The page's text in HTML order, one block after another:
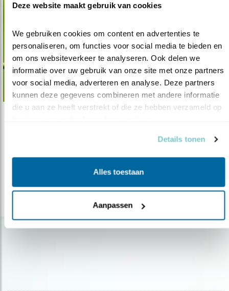
Deze website maakt gebruik van cookies
We gebruiken cookies om content en advertenties te
personaliseren, om functies voor social media te bieden en
om ons websiteverkeer te analyseren. Ook delen we
informatie over uw gebruik van onze site met onze partners
voor social media, adverteren en analyse. Deze partners
kunnen deze gegevens combineren met andere informatie
die u aan ze heeft verstrekt of die ze hebben verzameld op
Details tonen
Alles toestaan
Aanpassen
19.07.16In mei leggen veel vogels een ei. Meestal zelfs
meerdere: een legsel van za..